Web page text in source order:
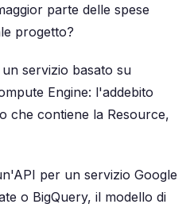
parte delle spese
progetto?
servizio basato su
Engine: l'addebito
che contiene la Resource,
per un servizio Google
o BigQuery, il modello di